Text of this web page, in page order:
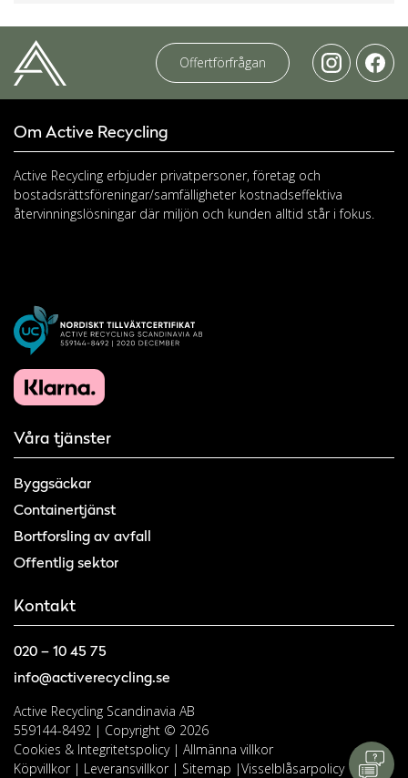
Offertförfrågan
Om Active Recycling
Active Recycling erbjuder privatpersoner, företag och
bostadsrättsföreningar/samfälligheter kostnadseffektiva
återvinningslösningar där miljön och kunden alltid står i fokus.
Våra tjänster
Byggsäckar
Containertjänst
Bortforsling av avfall
Offentlig sektor
Kontakt
020 – 10 45 75
info@activerecycling.se
Active Recycling Scandinavia AB
559144-8492 | Copyright © 2026
Cookies & Integritetspolicy| Allmänna villkor
Köpvillkor| Leveransvillkor| Sitemap |Visselblåsarpolicy